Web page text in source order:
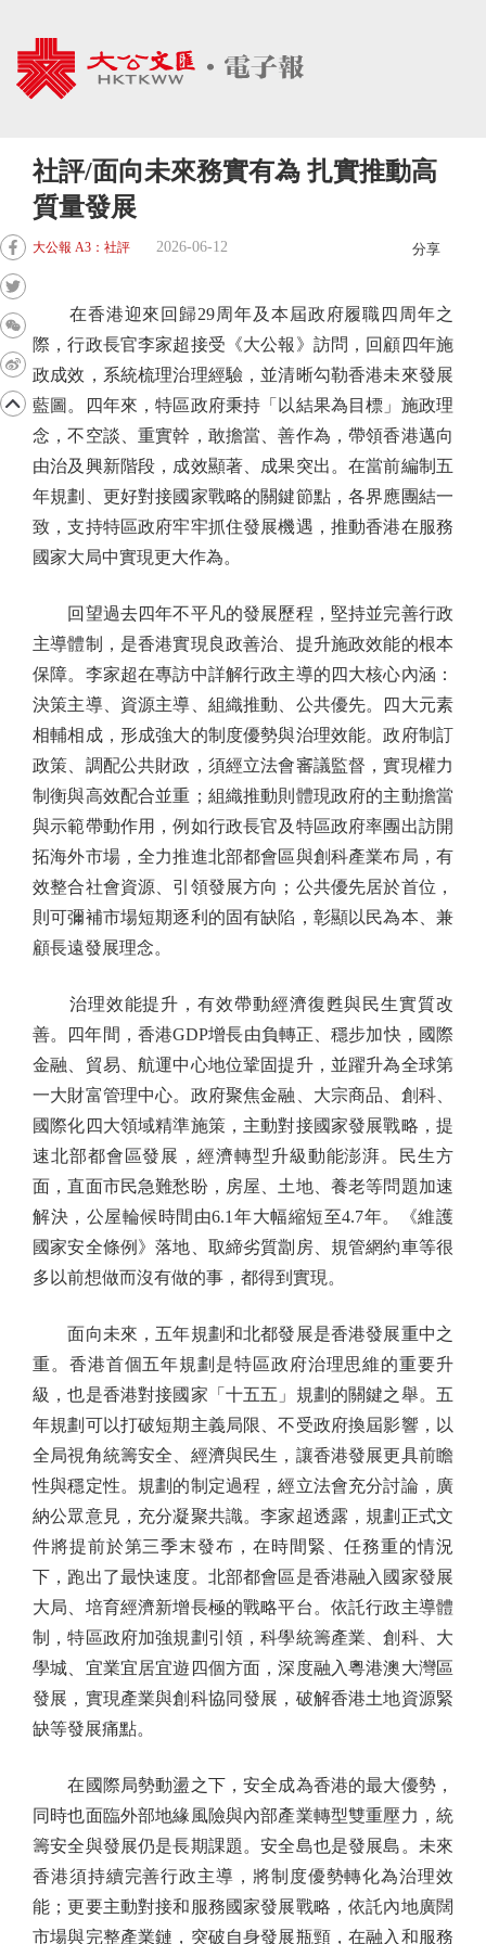
社評/面向未來務實有為 扎實推動高
質量發展
大公報 A3：社評 2026-06-12 分享
在香港迎來回歸29周年及本屆政府履職四周年之
際，行政長官李家超接受《大公報》訪問，回顧四年施
政成效，系統梳理治理經驗，並清晰勾勒香港未來發展
藍圖。四年來，特區政府秉持「以結果為目標」施政理
念，不空談、重實幹，敢擔當、善作為，帶領香港邁向
由治及興新階段，成效顯著、成果突出。在當前編制五
年規劃、更好對接國家戰略的關鍵節點，各界應團結一
致，支持特區政府牢牢抓住發展機遇，推動香港在服務
國家大局中實現更大作為。
回望過去四年不平凡的發展歷程，堅持並完善行政
主導體制，是香港實現良政善治、提升施政效能的根本
保障。李家超在專訪中詳解行政主導的四大核心內涵：
決策主導、資源主導、組織推動、公共優先。四大元素
相輔相成，形成強大的制度優勢與治理效能。政府制訂
政策、調配公共財政，須經立法會審議監督，實現權力
制衡與高效配合並重；組織推動則體現政府的主動擔當
與示範帶動作用，例如行政長官及特區政府率團出訪開
拓海外市場，全力推進北部都會區與創科產業布局，有
效整合社會資源、引領發展方向；公共優先居於首位，
則可彌補市場短期逐利的固有缺陷，彰顯以民為本、兼
顧長遠發展理念。
治理效能提升，有效帶動經濟復甦與民生實質改
善。四年間，香港GDP增長由負轉正、穩步加快，國際
金融、貿易、航運中心地位鞏固提升，並躍升為全球第
一大財富管理中心。政府聚焦金融、大宗商品、創科、
國際化四大領域精準施策，主動對接國家發展戰略，提
速北部都會區發展，經濟轉型升級動能澎湃。民生方
面，直面市民急難愁盼，房屋、土地、養老等問題加速
解決，公屋輪候時間由6.1年大幅縮短至4.7年。《維護
國家安全條例》落地、取締劣質劏房、規管網約車等很
多以前想做而沒有做的事，都得到實現。
面向未來，五年規劃和北都發展是香港發展重中之
重。香港首個五年規劃是特區政府治理思維的重要升
級，也是香港對接國家「十五五」規劃的關鍵之舉。五
年規劃可以打破短期主義局限、不受政府換屆影響，以
全局視角統籌安全、經濟與民生，讓香港發展更具前瞻
性與穩定性。規劃的制定過程，經立法會充分討論，廣
納公眾意見，充分凝聚共識。李家超透露，規劃正式文
件將提前於第三季末發布，在時間緊、任務重的情況
下，跑出了最快速度。北部都會區是香港融入國家發展
大局、培育經濟新增長極的戰略平台。依託行政主導體
制，特區政府加強規劃引領，科學統籌產業、創科、大
學城、宜業宜居宜遊四個方面，深度融入粵港澳大灣區
發展，實現產業與創科協同發展，破解香港土地資源緊
缺等發展痛點。
在國際局勢動盪之下，安全成為香港的最大優勢，
同時也面臨外部地緣風險與內部產業轉型雙重壓力，統
籌安全與發展仍是長期課題。安全島也是發展島。未來
香港須持續完善行政主導，將制度優勢轉化為治理效
能；更要主動對接和服務國家發展戰略，依託內地廣闊
市場與完整產業鏈，突破自身發展瓶頸，在融入和服務